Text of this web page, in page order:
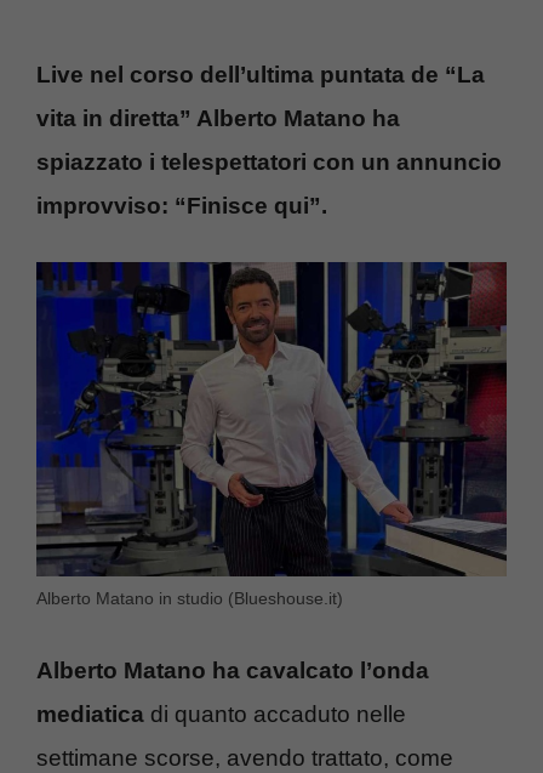
Live nel corso dell’ultima puntata de “La
vita in diretta” Alberto Matano ha
spiazzato i telespettatori con un annuncio
improvviso: “Finisce qui”.
Alberto Matano in studio (Blueshouse.it)
Alberto Matano ha cavalcato l’onda
mediatica di quanto accaduto nelle
settimane scorse, avendo trattato, come